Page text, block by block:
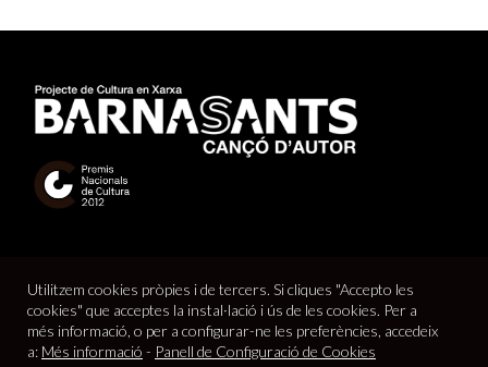
Utilitzem cookies pròpies i de tercers. Si cliques "Accepto les
cookies" que acceptes la instal·lació i ús de les cookies. Per a
més informació, o per a configurar-ne les preferències, accedeix
a: Més informació - Panell de Configuració de Cookies